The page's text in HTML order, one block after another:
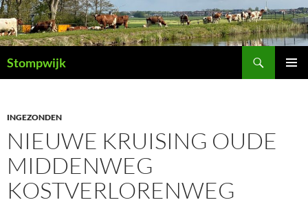
Ga
naar
de
inhoud
Stompwijk
INGEZONDEN
NIEUWE KRUISING OUDE
MIDDENWEG
KOSTVERLORENWEG